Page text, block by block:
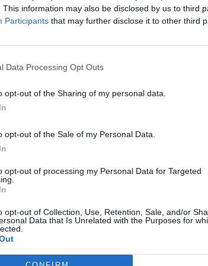
This information may also be disclosed by us to third
Participants that may further disclose it to other third
Data Processing Opt Outs
opt-out of the Sharing of my personal data.
opt-out of the Sale of my Personal Data.
opt-out of processing my Personal Data for Targeted
opt-out of Collection, Use, Retention, Sale, and/or
Data that Is Unrelated with the Purposes for
NIS2 – Τι πρέπει να
σήμερα
οικοσυστήματα.